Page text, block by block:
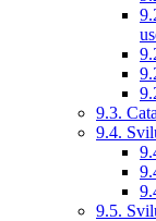
9.3.
9.4.
9.5.